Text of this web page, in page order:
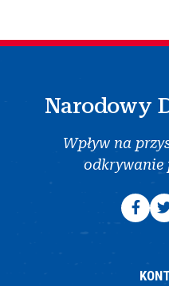
Narodowy
Wpływ na
odkrywanie